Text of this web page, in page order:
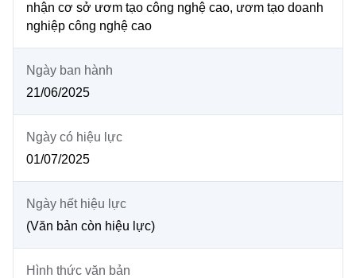
Năng lượng nguyên tử
Tin tổng hợp
Chuyển đổi số
Sở hữu trí tuệ
Tiêu chuẩn, đo lường, chất lượng
Khác
Infographic
Voice
Nhiệm vụ trọng tâm
Chọn ngôn ngữ
Vietnamese English
nhận cơ sở ươm tạo công nghệ cao, ươm tạo doanh
nghiệp công nghệ cao
Ngày ban hành
21/06/2025
Ngày có hiệu lực
01/07/2025
Ngày hết hiệu lực
(Văn bản còn hiệu lực)
Hình thức văn bản